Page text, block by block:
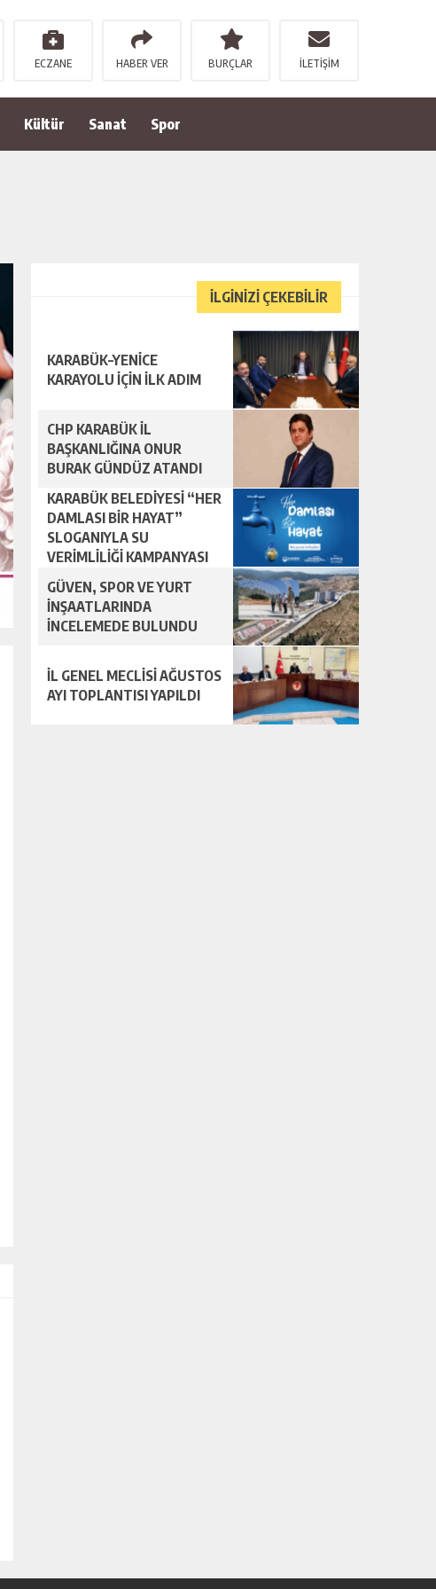
ECZANE HABER VER BURÇLAR İLETİŞİM
Kültür Sanat Spor
İLGİNİZİ ÇEKEBİLİR
KARABÜK–YENİCE
KARAYOLU İÇİN İLK ADIM
CHP KARABÜK İL
BAŞKANLIĞINA ONUR
BURAK GÜNDÜZ ATANDI
KARABÜK BELEDİYESİ “HER
DAMLASI BİR HAYAT”
SLOGANIYLA SU
VERİMLİLİĞİ KAMPANYASI
BAŞLATTI.
GÜVEN, SPOR VE YURT
İNŞAATLARINDA
İNCELEMEDE BULUNDU
İL GENEL MECLİSİ AĞUSTOS
AYI TOPLANTISI YAPILDI